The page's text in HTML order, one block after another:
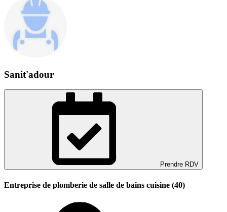
Sanit'adour
Prendre RDV
Entreprise de plomberie de salle de bains cuisine (40)